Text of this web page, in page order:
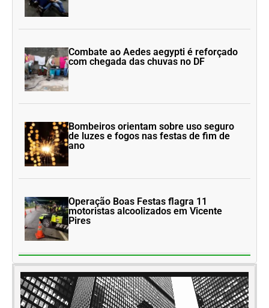
Combate ao Aedes aegypti é reforçado
com chegada das chuvas no DF
Bombeiros orientam sobre uso seguro
de luzes e fogos nas festas de fim de
ano
Operação Boas Festas flagra 11
motoristas alcoolizados em Vicente
Pires